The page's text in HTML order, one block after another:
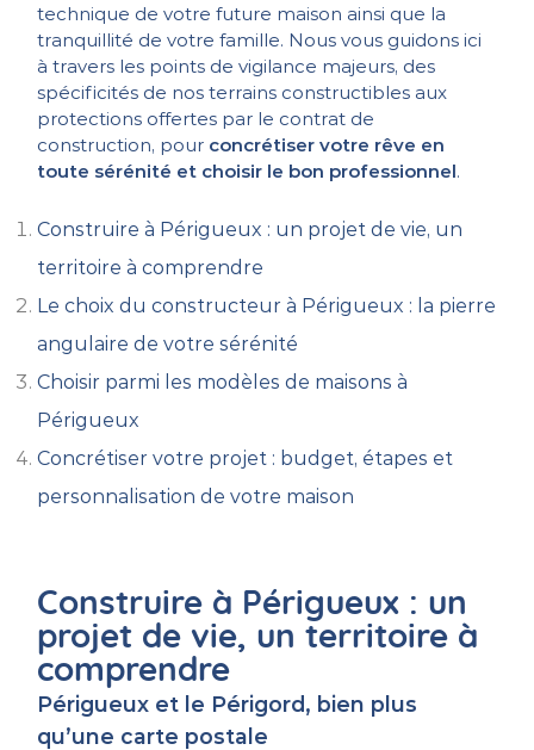
technique de votre future maison ainsi que la
tranquillité de votre famille. Nous vous guidons ici
à travers les points de vigilance majeurs, des
spécificités de nos terrains constructibles aux
protections offertes par le contrat de
construction, pour concrétiser votre rêve en
toute sérénité et choisir le bon professionnel.
Construire à Périgueux : un projet de vie, un
territoire à comprendre
Le choix du constructeur à Périgueux : la pierre
angulaire de votre sérénité
Choisir parmi les modèles de maisons à
Périgueux
Concrétiser votre projet : budget, étapes et
personnalisation de votre maison
Construire à Périgueux : un
projet de vie, un territoire à
comprendre
Périgueux et le Périgord, bien plus
qu’une carte postale